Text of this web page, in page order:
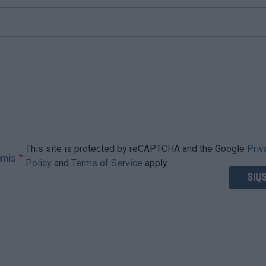
This site is protected by reCAPTCHA and the Google
Policy and Terms of Service apply.